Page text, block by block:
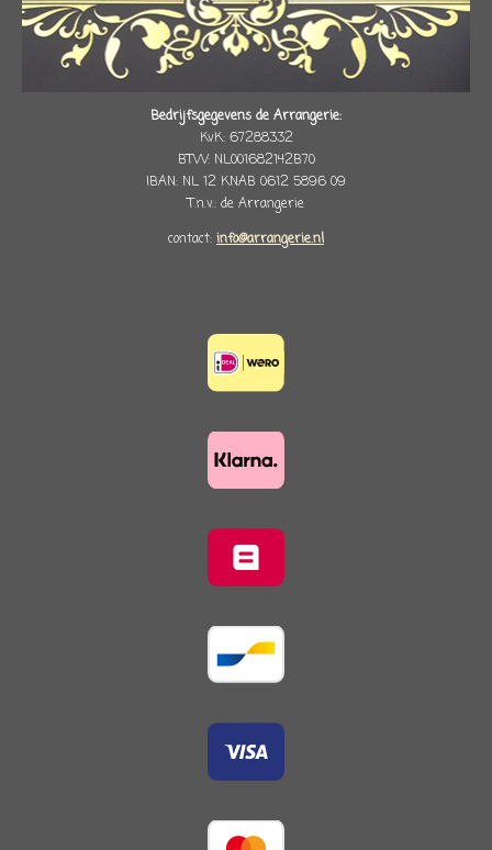
Bedrijfsgegevens de Arrangerie:
KvK: 67288332
BTW: NL001682142B70
IBAN: NL 12 KNAB 0612 5896 09
T.n.v.: de Arrangerie
contact: info@arrangerie.nl